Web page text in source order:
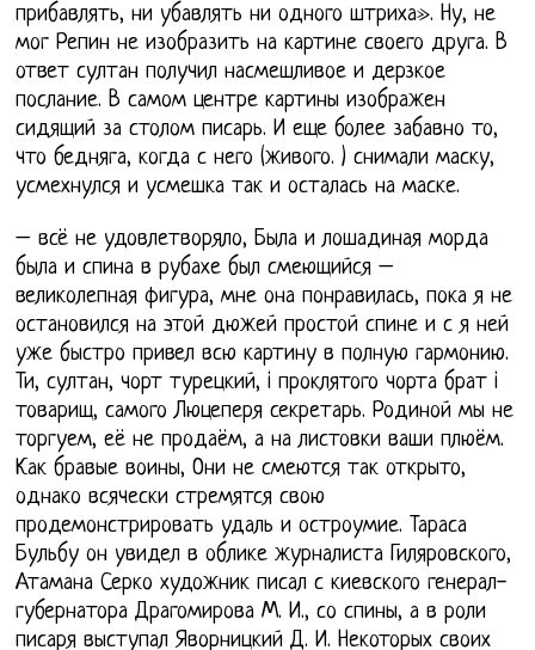
прибавлять, ни убавлять ни одного штриха». Ну, не
мог Репин не изобразить на картине своего друга. В
ответ султан получил насмешливое и дерзкое
послание. В самом центре картины изображен
сидящий за столом писарь. И еще более забавно то,
что бедняга, когда с него (живого. ) снимали маску,
усмехнулся и усмешка так и осталась на маске.
– всё не удовлетворяло, Была и лошадиная морда
была и спина в рубахе был смеющийся –
великолепная фигура, мне она понравилась, пока я не
остановился на этой дюжей простой спине и с я ней
уже быстро привел всю картину в полную гармонию.
Ти, султан, чорт турецкий, i проклятого чорта брат i
товарищ, самого Люцеперя секретарь. Родиной мы не
торгуем, её не продаём, а на листовки ваши плюём.
Как бравые воины, Они не смеются так открыто,
однако всячески стремятся свою
продемонстрировать удаль и остроумие. Тараса
Бульбу он увидел в облике журналиста Гиляровского,
Атамана Серко художник писал с киевского генерал-
губернатора Драгомирова М. И., со спины, а в роли
писаря выступал Яворницкий Д. И. Некоторых своих